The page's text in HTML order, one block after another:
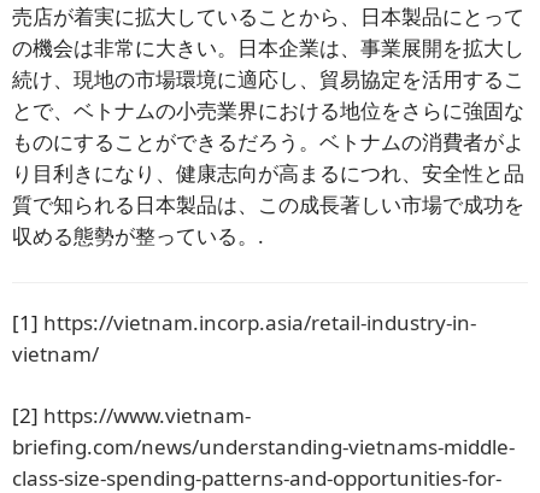
売店が着実に拡大していることから、日本製品にとって
の機会は非常に大きい。日本企業は、事業展開を拡大し
続け、現地の市場環境に適応し、貿易協定を活用するこ
とで、ベトナムの小売業界における地位をさらに強固な
ものにすることができるだろう。ベトナムの消費者がよ
り目利きになり、健康志向が高まるにつれ、安全性と品
質で知られる日本製品は、この成長著しい市場で成功を
収める態勢が整っている。.
[1] https://vietnam.incorp.asia/retail-industry-in-
vietnam/
[2] https://www.vietnam-
briefing.com/news/understanding-vietnams-middle-
class-size-spending-patterns-and-opportunities-for-